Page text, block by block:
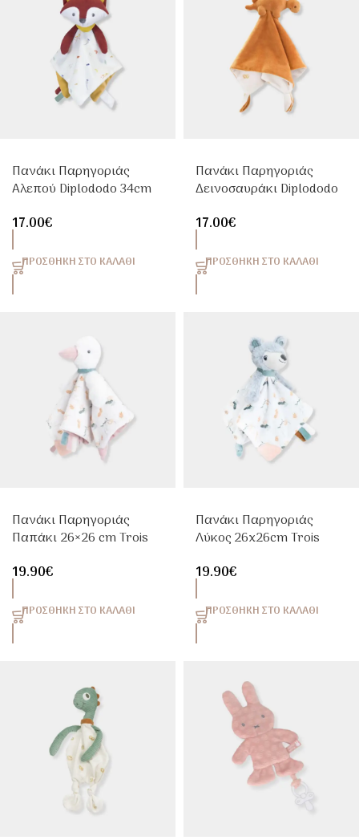
Πανάκι Παρηγοριάς
Αλεπού Diplododo 34cm
17.00€
ΠΡΟΣΘΉΚΗ ΣΤΟ ΚΑΛΆΘΙ
Πανάκι Παρηγοριάς
Δεινοσαυράκι Diplododo
17.00€
ΠΡΟΣΘΉΚΗ ΣΤΟ ΚΑΛΆΘΙ
Πανάκι Παρηγοριάς
Παπάκι 26×26 cm Trois
19.90€
ΠΡΟΣΘΉΚΗ ΣΤΟ ΚΑΛΆΘΙ
Πανάκι Παρηγοριάς
Λύκος 26x26cm Trois
19.90€
ΠΡΟΣΘΉΚΗ ΣΤΟ ΚΑΛΆΘΙ